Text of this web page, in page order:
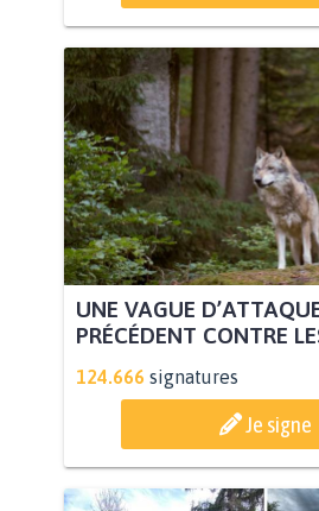
UNE VAGUE
PRÉCÉDENT CONTRE
124.666 signatures
Je signe